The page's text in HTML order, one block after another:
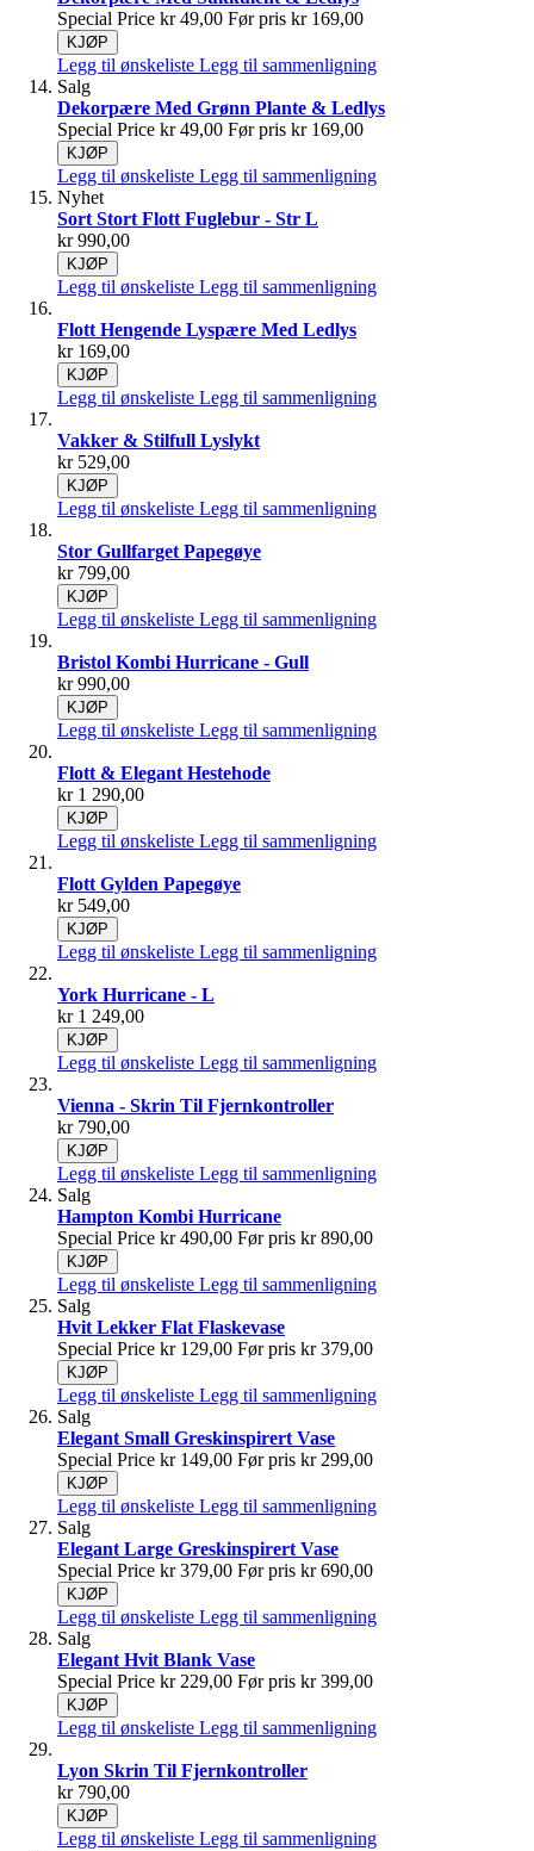
Special Price kr 49,00 Før pris kr 169,00
KJØP
Legg til ønskeliste Legg til sammenligning
Salg
Dekorpære Med Grønn Plante & Ledlys
Special Price kr 49,00 Før pris kr 169,00
KJØP
Legg til ønskeliste Legg til sammenligning
Nyhet
Sort Stort Flott Fuglebur - Str L
kr 990,00
KJØP
Legg til ønskeliste Legg til sammenligning
Flott Hengende Lyspære Med Ledlys
kr 169,00
KJØP
Legg til ønskeliste Legg til sammenligning
Vakker & Stilfull Lyslykt
kr 529,00
KJØP
Legg til ønskeliste Legg til sammenligning
Stor Gullfarget Papegøye
kr 799,00
KJØP
Legg til ønskeliste Legg til sammenligning
Bristol Kombi Hurricane - Gull
kr 990,00
KJØP
Legg til ønskeliste Legg til sammenligning
Flott & Elegant Hestehode
kr 1 290,00
KJØP
Legg til ønskeliste Legg til sammenligning
Flott Gylden Papegøye
kr 549,00
KJØP
Legg til ønskeliste Legg til sammenligning
York Hurricane - L
kr 1 249,00
KJØP
Legg til ønskeliste Legg til sammenligning
Vienna - Skrin Til Fjernkontroller
kr 790,00
KJØP
Legg til ønskeliste Legg til sammenligning
Salg
Hampton Kombi Hurricane
Special Price kr 490,00 Før pris kr 890,00
KJØP
Legg til ønskeliste Legg til sammenligning
Salg
Hvit Lekker Flat Flaskevase
Special Price kr 129,00 Før pris kr 379,00
KJØP
Legg til ønskeliste Legg til sammenligning
Salg
Elegant Small Greskinspirert Vase
Special Price kr 149,00 Før pris kr 299,00
KJØP
Legg til ønskeliste Legg til sammenligning
Salg
Elegant Large Greskinspirert Vase
Special Price kr 379,00 Før pris kr 690,00
KJØP
Legg til ønskeliste Legg til sammenligning
Salg
Elegant Hvit Blank Vase
Special Price kr 229,00 Før pris kr 399,00
KJØP
Legg til ønskeliste Legg til sammenligning
Lyon Skrin Til Fjernkontroller
kr 790,00
KJØP
Legg til ønskeliste Legg til sammenligning